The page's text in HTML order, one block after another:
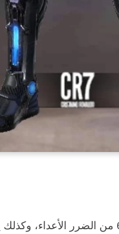
ينشئ هالة من قوة بمنع 600 من الضرر